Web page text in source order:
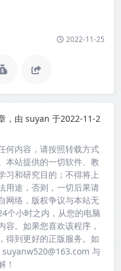
2022-11-25
，由 suyan 于2022-11-2
何内容，请按照转载方式
本站提供的一切软件、教
习和研究目的；不得将上
用途，否则，一切后果请
网络，版权争议与本站无
个小时之内，从您的电脑
容。如果您喜欢该程序，
得到更好的正版服务。如
与
！